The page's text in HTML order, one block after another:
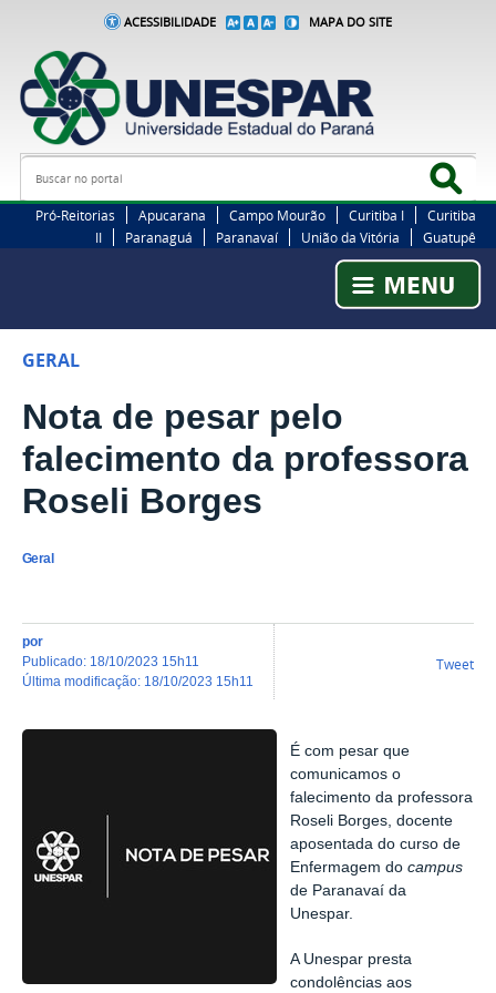
ACESSIBILIDADE MAPA DO SITE
Busca
Pró-Reitorias Apucarana Campo Mourão Curitiba I
Curitiba
II
Paranaguá Paranavaí União da Vitória Guatupê
GERAL
Nota de pesar pelo
falecimento da professora
Roseli Borges
Geral
Tweet
por
publicado: 18/10/2023 15h11
última modificação: 18/10/2023 15h11
É com pesar que
comunicamos o
falecimento da professora
Roseli Borges, docente
aposentada do curso de
Enfermagem docampus
de Paranavaí da
Unespar.
A Unespar presta
condolências aos